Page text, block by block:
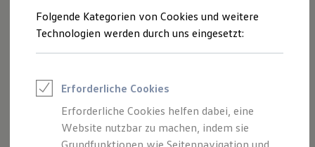
Saisonangebote
Reifenpakete
Leasing
Leasing-Angebote
Elektroauto Leasing
Kleinwagen-Leasing
Leasing ohne Anzahlung
Finanzierung
Autokredit mit Schlussrate
Verbrennungsmotor und Hybrid- sowie Elektroautos. Wir
erklären Ihnen, wie Sie durch die Energieeffizienzklasse
Hinweise auf den Kraftstoffverbrauch Ihres Autos erhalten
Ihres Reifens verraten.
Folgende Kategorien von Cookies und weitere
Technologien werden durch uns eingesetzt:
Erforderliche Cookies
Erforderliche Cookies helfen dabei, eine
Website nutzbar zu machen, indem sie
Grundfunktionen wie Seitennavigation und